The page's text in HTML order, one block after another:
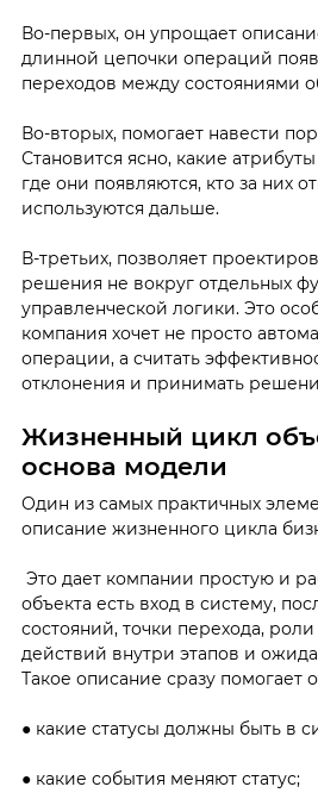
Во-первых, он упрощает
длинной цепочки операций
переходов между состояниями
Во-вторых, помогает навести
Становится ясно, какие
где они появляются, кто за них
используются дальше.
В-третьих, позволяет
решения не вокруг отдельных
управленческой логики. Это
компания хочет не просто
операции, а считать
отклонения и принимать
Жизненный цикл
основа модели
Один из самых практичных
описание жизненного цикла
Это дает компании простую и
объекта есть вход в систему,
состояний, точки перехода,
действий внутри этапов и
Такое описание сразу помогает
● какие статусы должны быть в
● какие события меняют статус;